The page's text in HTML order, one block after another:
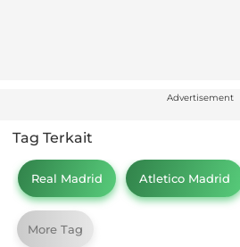
Advertisement
Tag Terkait
Real Madrid Atletico Madrid
More Tag